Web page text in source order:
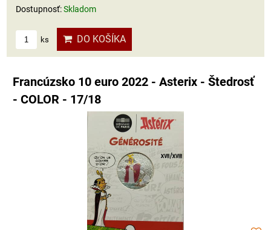
Dostupnosť:Skladom
ks DO KOŠÍKA
Francúzsko 10 euro 2022 - Asterix - Štedrosť
- COLOR - 17/18